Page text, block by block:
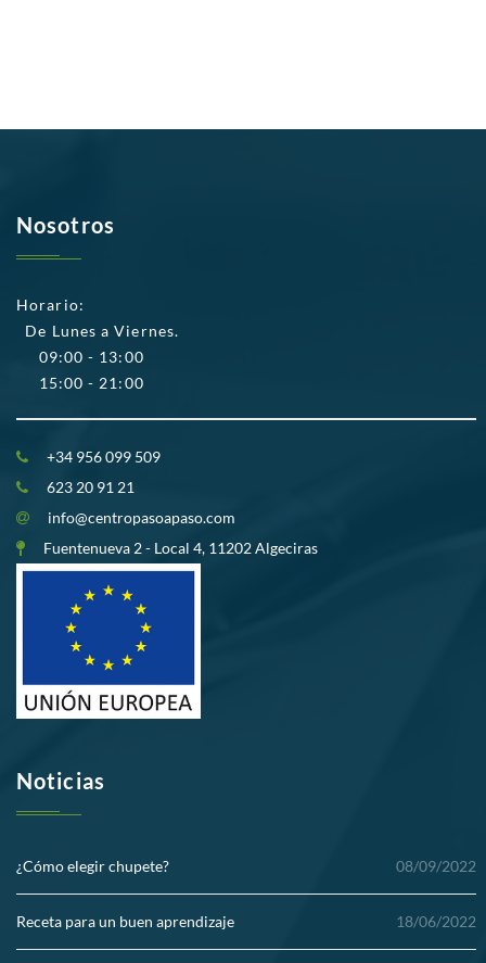
Nosotros
Horario:
De Lunes a Viernes.
09:00 - 13:00
15:00 - 21:00
+34 956 099 509
623 20 91 21
info@centropasoapaso.com
Fuentenueva 2 - Local 4, 11202 Algeciras
Noticias
¿Cómo elegir chupete? 08/09/2022
Receta para un buen aprendizaje 18/06/2022